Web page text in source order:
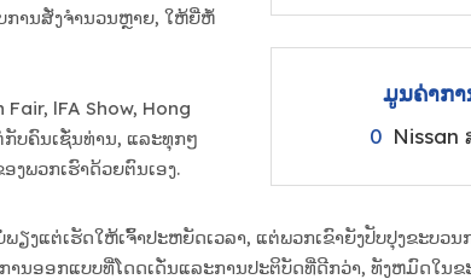
ການ​ສັ່ງ​ຈໍາ​ນວນ​ຫຼາຍ​, ໃຫ້​ຍີ່​ຫໍ້​
lFA Show, Hong
ກັບຄົນເຊັ່ນທ່ານ, ແລະທຸກໆ
ພວກເຮົາດ້ວຍຕົນເອງ.
ມູນຄ່າກ
0 Nissan
ແຕ່ເຮັດໃຫ້ເຈົ້າປະຫຍັດເວລາ, ແຕ່ພວກເຂົາຍັງປັບປຸງຂະບວ
ອອກແບບທີ່ໂດດເດັ່ນແລະການປະຕິບັດທີ່ດີກວ່າ, ທັງຫມົດໃນ